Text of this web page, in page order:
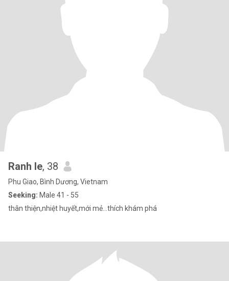
Ranh le, 38
Phu Giao, Bình Dương, Vietnam
Seeking: Male 41 - 55
thân thiện,nhiệt huyết,mới mẻ...thích khám phá